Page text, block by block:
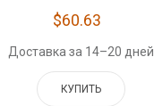
$60.63
Доставка за 14–20 дней
КУПИТЬ